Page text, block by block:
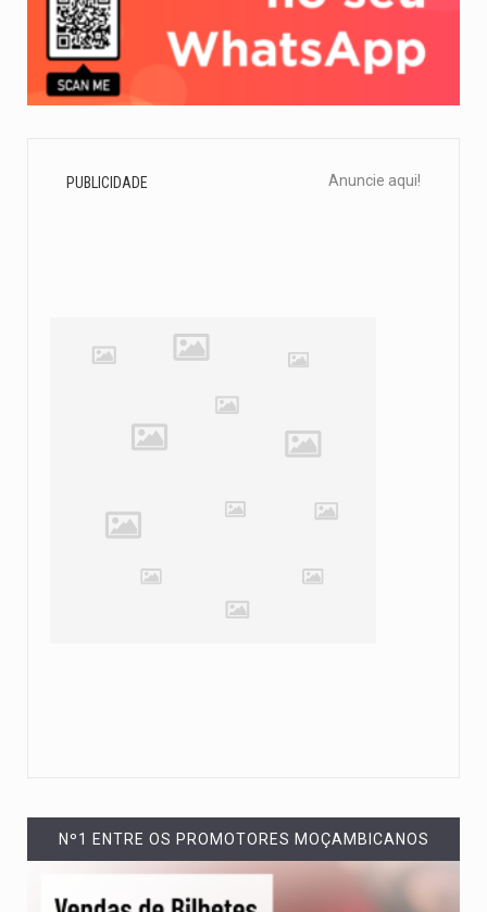
PUBLICIDADE Anuncie aqui!
Nº1 ENTRE OS PROMOTORES MOÇAMBICANOS